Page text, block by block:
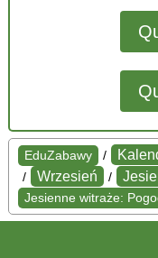
EduZabawy /
/ Wrzesień /
Jesienne witraże: